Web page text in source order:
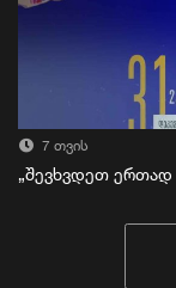
7 თვის
„შევხვდეთ